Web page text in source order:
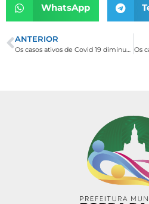
WhatsApp
ANTERIOR